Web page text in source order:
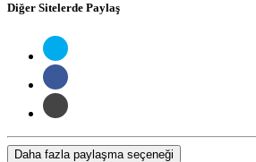
Diğer Sitelerde Paylaş
Daha fazla paylaşma seçeneği